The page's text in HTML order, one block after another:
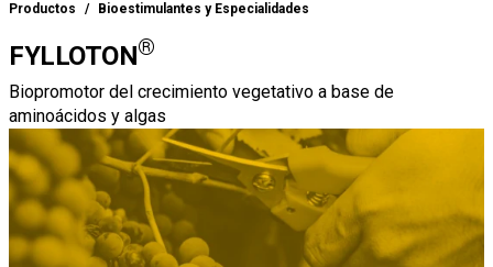
Productos / Bioestimulantes y Especialidades
FYLLOTON®
Biopromotor del crecimiento vegetativo a base de
aminoácidos y algas